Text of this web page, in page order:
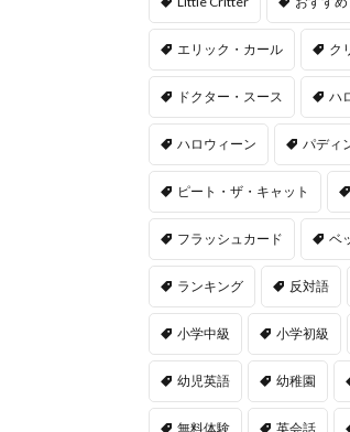
エリック・カール ク
ドクター・スース ハ
ハロウィーン パディ
ピート・ザ・キャット
フラッシュカード ベ
ランキング 反対語
小学中級 小学初級
幼児英語 幼稚園
無料体験 英会話